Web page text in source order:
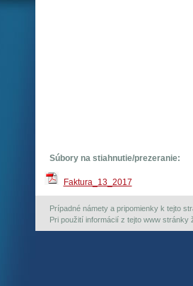
Súbory na stiahnutie/prezeranie:
Faktura_13_2017
Prípadné námety a pripomienky k tejto
Pri použití informácií z tejto www